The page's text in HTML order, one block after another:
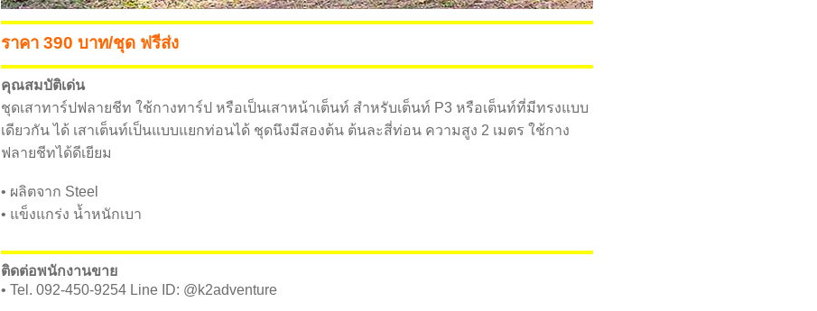
ราคา 390 บาท/ชุด ฟรีส่ง
คุณสมบัติเด่น
ชุดเสาทาร์ปฟลายชีท ใช้กางทาร์ป หรือเป็นเสาหน้าเต็นท์ สำหรับเต็นท์ P3 หรือเต็นท์ที่มีทรงแบบ
เดียวกัน ได้ เสาเต็นท์เป็นแบบแยกท่อนได้ ชุดนึงมีสองต้น ต้นละสี่ท่อน ความสูง 2 เมตร ใช้กาง
ฟลายชีทได้ดีเยียม
• ผลิตจาก Steel
• แข็งแกร่ง น้ำหนักเบา
ติดต่อพนักงานขาย
• Tel. 092-450-9254 Line ID: @k2adventure